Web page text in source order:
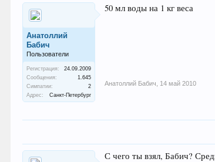
Анатоллий
Бабич
Пользователи
Регистрация:
24.09.2009
Сообщения:
1.645
Симпатии:
2
Адрес:
Санкт-Петербург
50 мл воды на 1 кг веса
Анатоллий Бабич
14 май 2010
С чего ты взял, Бабич?